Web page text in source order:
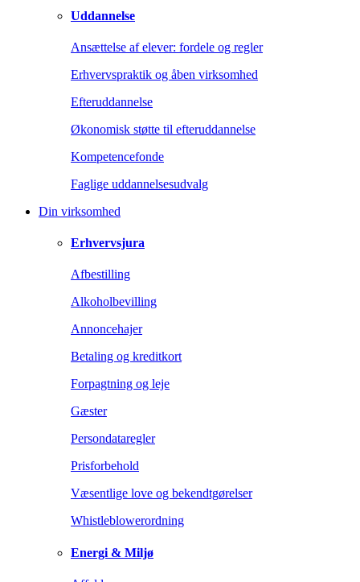
Uddannelse
Ansættelse af elever: fordele og regler
Erhvervspraktik og åben virksomhed
Efteruddannelse
Økonomisk støtte til efteruddannelse
Kompetencefonde
Faglige uddannelsesudvalg
Din virksomhed
Erhvervsjura
Afbestilling
Alkoholbevilling
Annoncehajer
Betaling og kreditkort
Forpagtning og leje
Gæster
Persondataregler
Prisforbehold
Væsentlige love og bekendtgørelser
Whistleblowerordning
Energi & Miljø